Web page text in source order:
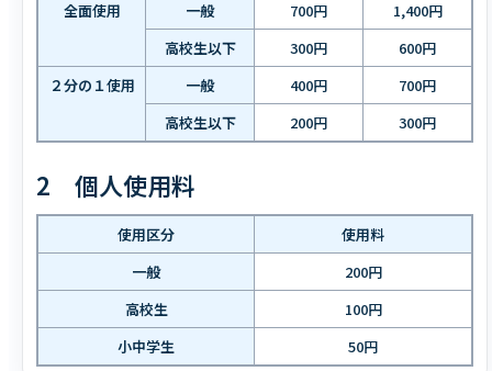
全面使用 一般 700円
1,400円
高校生以下
300円
600円
２分の１使用
一般 400円
700円
高校生以下
200円 300円
2 個人使用料
使用区分
使用料
一般
200円
高校生
100円
小中学生
50円